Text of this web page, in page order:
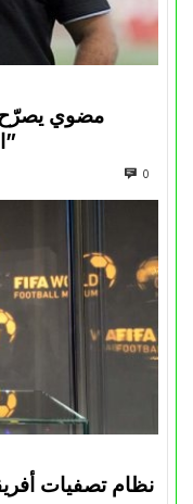
مضوي يصرّح:
الجزائرية في المسابقات القارية”
0
نظام تصفيات